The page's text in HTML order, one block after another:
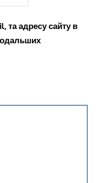
та адресу сайту в